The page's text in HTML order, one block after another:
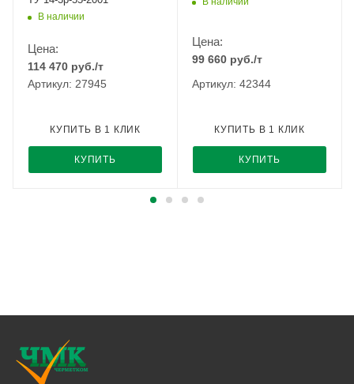
В наличии
Цена:
114 470 руб./т
Артикул: 27945
КУПИТЬ
КУПИТЬ В 1 КЛИК
Цена:
99 660 руб./т
Артикул: 42344
КУПИТЬ
КУПИТЬ В 1 КЛИК